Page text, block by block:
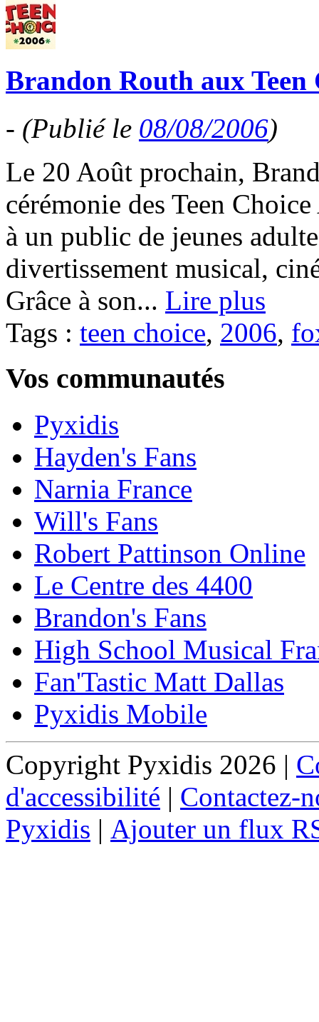
Brandon Routh aux Teen
- (Publié le 08/08/2006)
Le 20 Août prochain,
cérémonie des Teen
à un public de jeunes
divertissement musical,
Grâce à son... Lire plus
Tags : teen choice, 2006,
Vos communautés
Pyxidis
Hayden's Fans
Narnia France
Will's Fans
Robert Pattinson Online
Le Centre des 4400
Brandon's Fans
High School Musical
Fan'Tastic Matt Dallas
Pyxidis Mobile
Copyright Pyxidis 2026 |
d'accessibilité | Contactez-
Pyxidis | Ajouter un flux